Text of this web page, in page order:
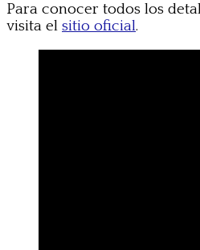
Para conocer todos los
visita el sitio oficial.